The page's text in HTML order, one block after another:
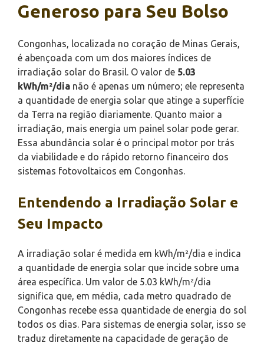
Generoso para Seu Bolso
Congonhas, localizada no coração de Minas Gerais,
é abençoada com um dos maiores índices de
irradiação solar do Brasil. O valor de 5.03
kWh/m²/dia não é apenas um número; ele representa
a quantidade de energia solar que atinge a superfície
da Terra na região diariamente. Quanto maior a
irradiação, mais energia um painel solar pode gerar.
Essa abundância solar é o principal motor por trás
da viabilidade e do rápido retorno financeiro dos
sistemas fotovoltaicos em Congonhas.
Entendendo a Irradiação Solar e
Seu Impacto
A irradiação solar é medida em kWh/m²/dia e indica
a quantidade de energia solar que incide sobre uma
área específica. Um valor de 5.03 kWh/m²/dia
significa que, em média, cada metro quadrado de
Congonhas recebe essa quantidade de energia do sol
todos os dias. Para sistemas de energia solar, isso se
traduz diretamente na capacidade de geração de